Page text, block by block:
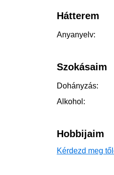
Hátterem
Anyanyelv:
Szokásaim
Dohányzás:
Alkohol:
Hobbijaim
Kérdezd meg